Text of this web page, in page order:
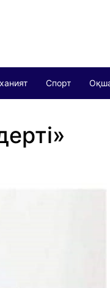
Спорт